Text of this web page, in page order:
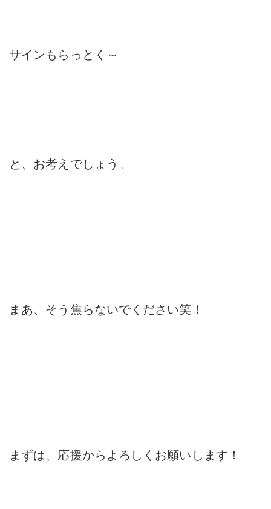
サインもらっとく～
と、お考えでしょう。
まあ、そう焦らないでください笑！
まずは、応援からよろしくお願いします！